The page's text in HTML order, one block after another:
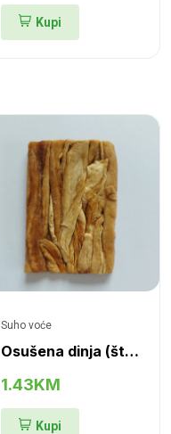
Kupi
Suho voće
Osušena dinja (štap)
1.43KM
Kupi